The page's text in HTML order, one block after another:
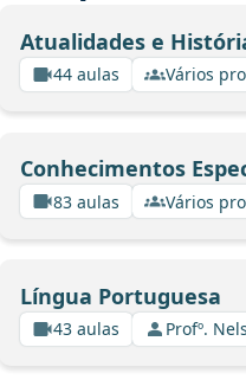
Atualidades e
44 aulas Vários
Conhecimentos
83 aulas Vários
Língua Portuguesa
43 aulas Profº.